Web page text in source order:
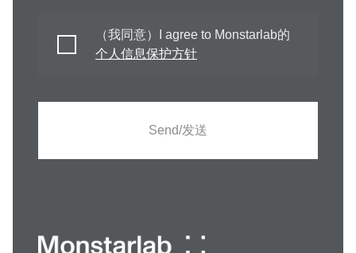
（我同意）I agree to Monstarlab的
个人信息保护方针
Send/发送